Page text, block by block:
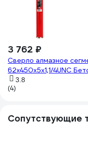
3 762 ₽
Сверло алмазное
62x450х5x1,1/4UNC
3.8
(4)
Сопутствующие